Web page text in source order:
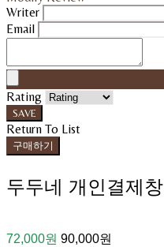
Writer
Email
Rating
SAVE
Return To List
구매하기
두두네 개인결제창
72,000원 90,000원